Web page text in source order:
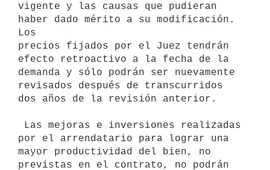
vigente y las causas que pudieran
haber dado mérito a su modificación.
Los
precios fijados por el Juez tendrán
efecto retroactivo a la fecha de la
demanda y sólo podrán ser nuevamente
revisados después de transcurridos
dos años de la revisión anterior.
por el arrendatario para lograr una
mayor productividad del bien, no
previstas en el contrato, no podrán